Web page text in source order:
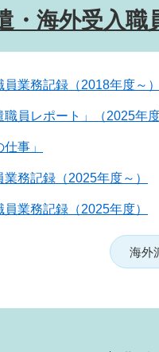
・海外受入職
業務記録（2018年度～）
職員レポート」（2025年度
事」
務記録（2025年度～）
業務記録（2025年度）
海外